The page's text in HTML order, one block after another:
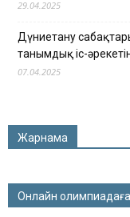
29.04.2025
Дүниетану
танымдық іс-
07.04.2025
Жарнама
Онлайн